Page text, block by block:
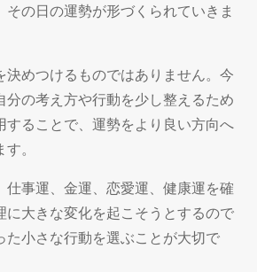
その日の運勢が形づくられていきま
決めつけるものではありません。今
分の考え方や行動を少し整えるため
することで、運勢をより良い方向へ
。
仕事運、金運、恋愛運、健康運を確
に大きな変化を起こそうとするので
た小さな行動を選ぶことが大切で